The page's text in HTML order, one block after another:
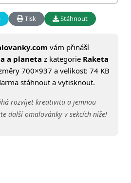
Tisk Stáhnout
vám přináší
a planeta z kategorie Raketa
700×937 a velikost: 74 KB
stáhnout a vytisknout.
rozvíjet kreativitu a jemnou
další omalovánky v sekcích níže!